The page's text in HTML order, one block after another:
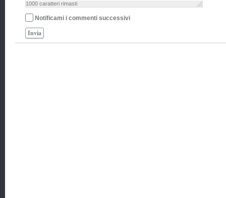
1000 caratteri rimasti
Notificami i commenti successivi
Invia